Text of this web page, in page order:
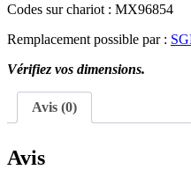
Codes sur chariot : MX96854
Remplacement possible par :
Vérifiez vos dimensions.
Avis (0)
Avis